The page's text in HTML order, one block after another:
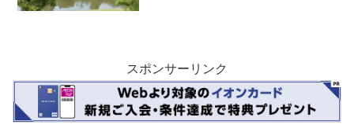
スポンサーリンク